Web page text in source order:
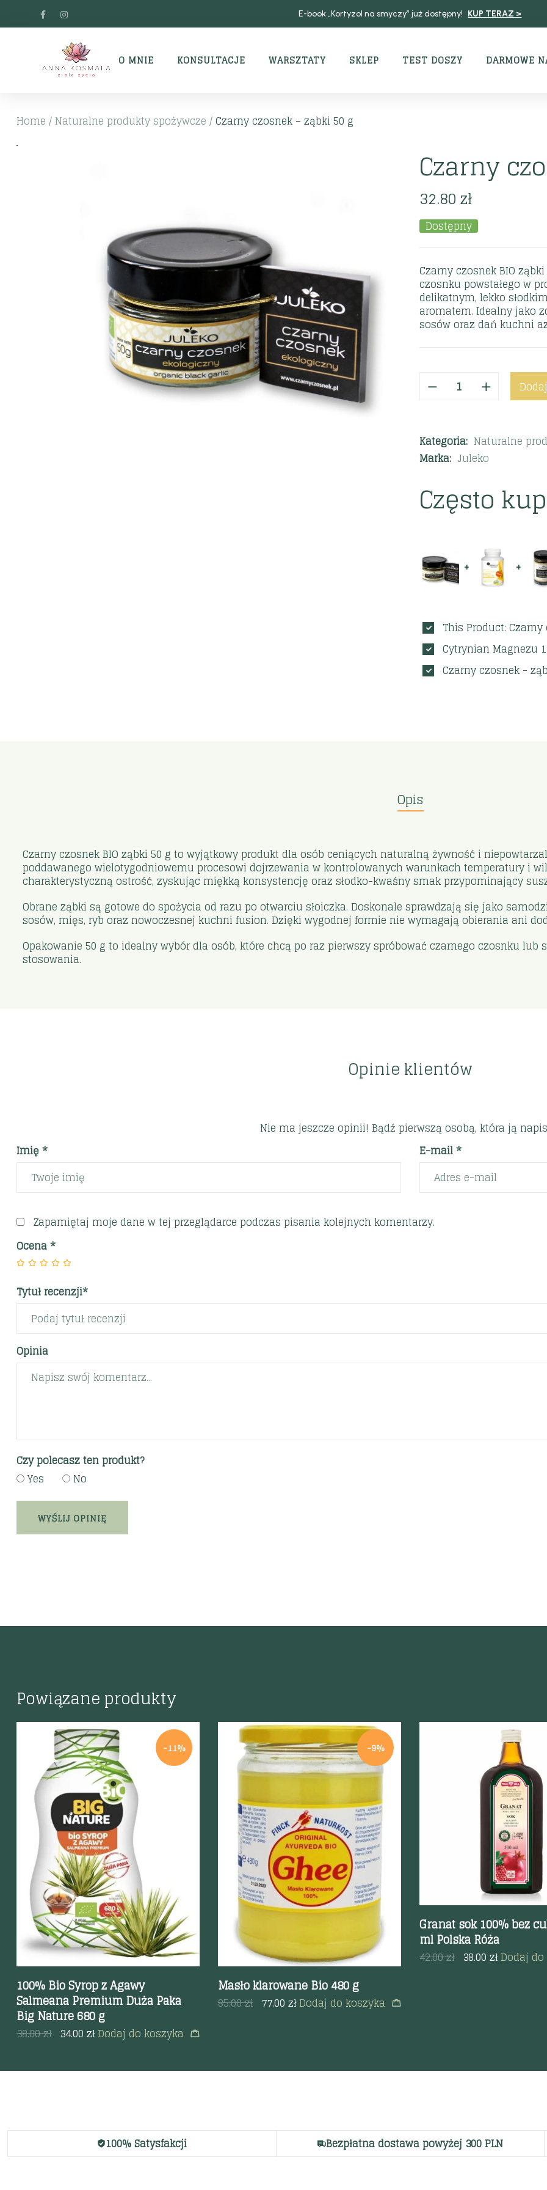
E-book „Kortyzol na smyczy” już dostępny! KUP TERAZ >
O MNIE KONSULTACJE WARSZTATY SKLEP TEST DOSZY DARMOWE
Home / Naturalne produkty spożywcze /Czarny czosnek – ząbki 50 g
Czarny
32.80zł
Dostępny
Czarny czosnek BIO
czosnku powstałego w
delikatnym, lekko
aromatem. Idealny jako
sosów oraz dań kuchni
Kategoria: Naturalne
Marka: Juleko
Często
+ +
This Product:
Cytrynian Magnezu
Czarny czosnek -
Opis
Czarny czosnek BIO ząbki 50 g to wyjątkowy produkt dla osób ceniących naturalną żywność i
poddawanego wielotygodniowemu procesowi dojrzewania w kontrolowanych warunkach temperatury i
charakterystyczną ostrość, zyskując miękką konsystencję oraz słodko-kwaśny smak przypominający
Obrane ząbki są gotowe do spożycia od razu po otwarciu słoiczka. Doskonale sprawdzają się jako
sosów, mięs, ryb oraz nowoczesnej kuchni fusion. Dzięki wygodnej formie nie wymagają obierania ani
Opakowanie 50 g to idealny wybór dla osób, które chcą po raz pierwszy spróbować czarnego czosnku
stosowania.
Opinie klientów
Nie ma jeszcze opinii! Bądź pierwszą osobą, która ją
Imię *
E-mail *
Zapamiętaj moje dane w tej przeglądarce podczas pisania kolejnych komentarzy.
Ocena*
Tytuł recenzji*
Opinia
Czy polecasz ten produkt?
Yes
No
Powiązane produkty
-11%
Szybki podgląd
100% Bio Syrop z Agawy
Salmeana Premium Duża Paka
Big Nature 680 g
38.00zł 34.00 złDodaj do koszyka
-9%
Szybki podgląd
Masło klarowane Bio 480 g
85.00zł 77.00 złDodaj do koszyka
Szybki podgląd
Granat sok 100% bez
ml Polska Róża
42.00zł 38.00 złDodaj
100% Satysfakcji Bezpłatna dostawa powyżej 300 PLN